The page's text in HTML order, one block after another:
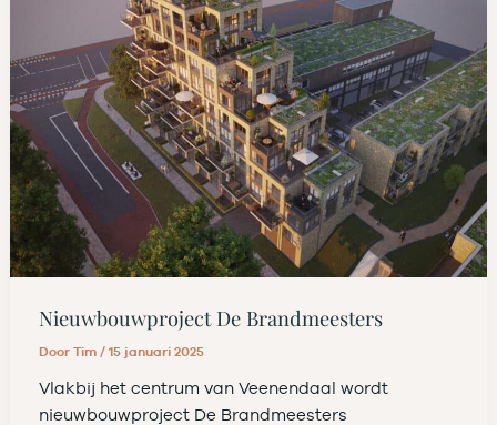
Nieuwbouwproject De Brandmeesters
DoorTim/15 januari 2025
Vlakbij het centrum van Veenendaal wordt
nieuwbouwproject De Brandmeesters